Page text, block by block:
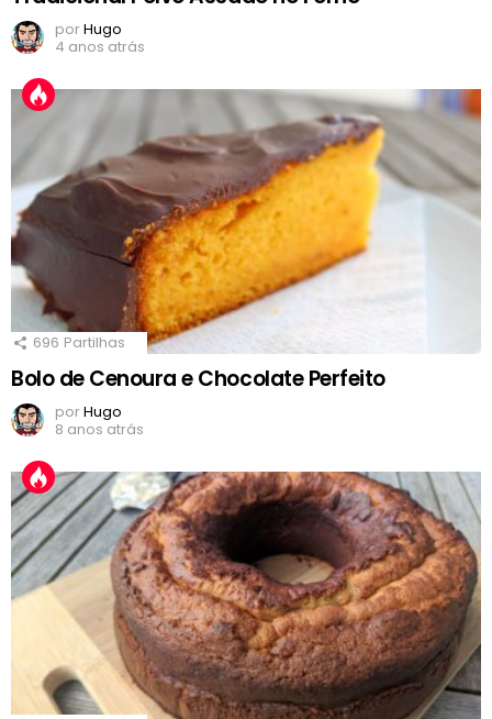
porHugo
4 anos atrás
696 Partilhas
Bolo de Cenoura e Chocolate Perfeito
porHugo
8 anos atrás